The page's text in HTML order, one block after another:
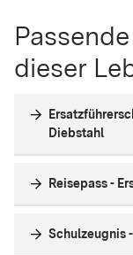
dieser
Diebstahl
Reisepass -
Schulzeugnis